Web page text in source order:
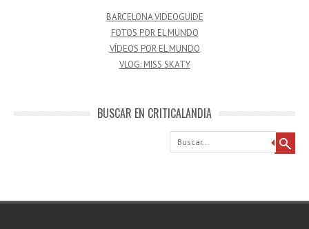
BARCELONA VIDEOGUIDE
FOTOS POR EL MUNDO
VÍDEOS POR EL MUNDO
VLOG: MISS SKATY
BUSCAR EN CRITICALANDIA
Buscar